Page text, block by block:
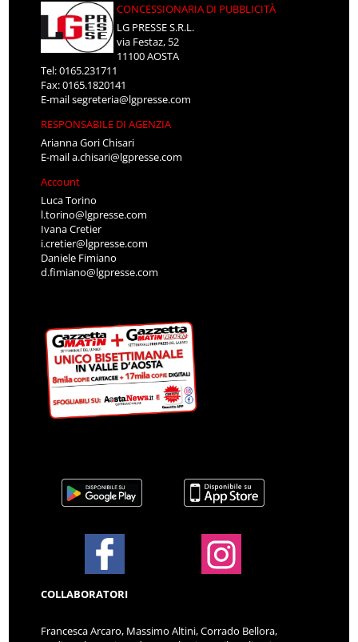
CONCESSIONARIA DI PUBBLICITÀ
LG PRESSE S.R.L.
via Festaz, 52
11100 AOSTA
Tel: 0165.231711
Fax: 0165.1820141
E-mailsegreteria@lgpresse.com
RESPONSABILE DI AGENZIA
Arianna Gori Chisari
E-maila.chisari@lgpresse.com
Account
Luca Torino
l.torino@lgpresse.com
Ivana Cretier
i.cretier@lgpresse.com
Daniele Fimiano
d.fimiano@lgpresse.com
COLLABORATORI
Francesca Arcaro, Massimo Altini, Corrado Bellora,